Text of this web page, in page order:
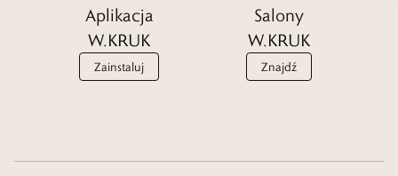
Aplikacja
W.KRUK
Zainstaluj
Salony
W.KRUK
Znajdź